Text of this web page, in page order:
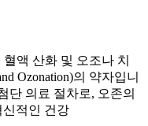
액 산화 및 오조나 치
Ozonation)의 약자입니
단 의료 절차로, 오존의
적인 건강